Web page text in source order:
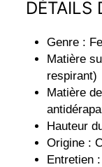
DÉTAILS
Genre :
Matière
respirant)
Matière
Hauteur
Origine :
Entretien